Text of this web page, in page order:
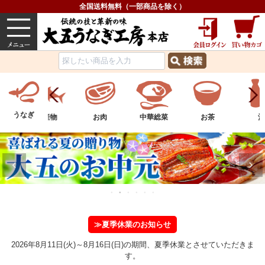
全国送料無料（一部商品を除く）
うなぎ 内祝い グルメ
うなぎ 水産物 お肉 中華総菜 お茶 酒
≫夏季休業のお知らせ
2026年8月11日(火)～8月16日(日)の期間、夏季休業とさせていただきま
す。